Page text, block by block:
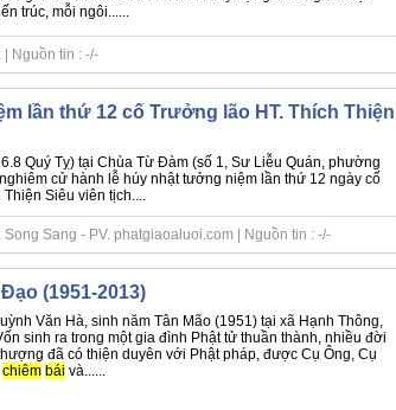
trúc, mỗi ngôi......
Nguồn tin : -/-
lần thứ 12 cố Trưởng lão HT. Thích Thiện
Quý Tỵ) tại Chùa Từ Đàm (số 1, Sư Liễu Quán, phường
cử hành lễ húy nhật tưởng niệm lần thứ 12 ngày cố
Siêu viên tịch....
Sang - PV. phatgiaoaluoi.com | Nguồn tin : -/-
(1951-2013)
Văn Hà, sinh năm Tân Mão (1951) tại xã Hạnh Thông,
sinh ra trong một gia đình Phật tử thuần thành, nhiều đời
đã có thiện duyên với Phật pháp, được Cụ Ông, Cụ
chiêm bái và......